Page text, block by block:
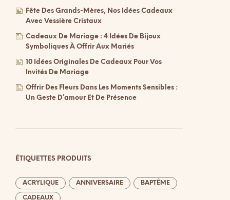
Fête Des Grands-Mères, Nos Idées Cadeaux
Avec Vessière Cristaux
Cadeaux De Mariage : 4 Idées De Bijoux
Symboliques À Offrir Aux Mariés
10 Idées Originales De Cadeaux Pour Vos
Invités De Mariage
Offrir Des Fleurs Dans Les Moments Sensibles :
Un Geste D’amour Et De Présence
ÉTIQUETTES PRODUITS
ACRYLIQUE ANNIVERSAIRE BAPTÊME
CADEAUX